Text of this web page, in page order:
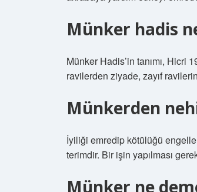
Münker hadis
Münker Hadis’in tanımı, Hicri
ravilerden ziyade, zayıf
Münkerden
İyiliği emredip kötülüğü
terimdir. Bir işin yapılması
Münker ne